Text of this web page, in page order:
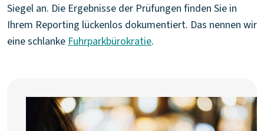
Siegel an. Die Ergebnisse der Prüfungen finden Sie in
Ihrem Reporting lückenlos dokumentiert. Das nennen wir
eine schlankeFuhrparkbürokratie.